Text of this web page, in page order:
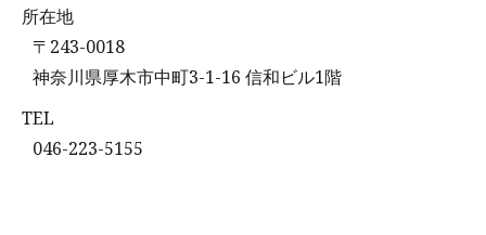
所在地
〒243-0018
神奈川県厚木市中町3-1-16 信和ビル1階
TEL
046-223-5155